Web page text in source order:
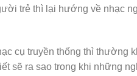
trẻ thì lại hướng về nhạc
cụ truyền thống thì thường
sẽ ra sao trong khi những